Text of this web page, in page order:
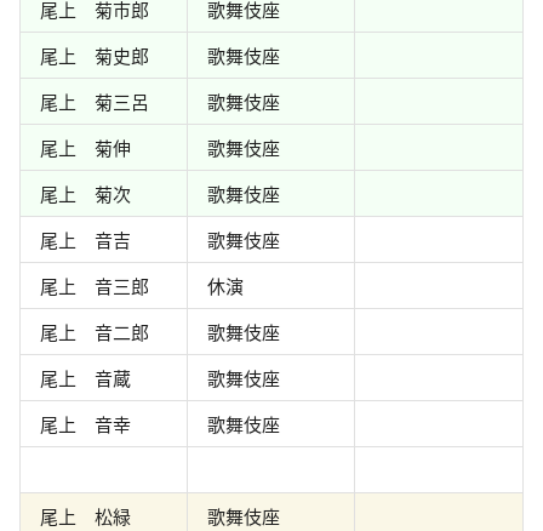
尾上 菊市郎
歌舞伎座
尾上 菊史郎
歌舞伎座
尾上 菊三呂
歌舞伎座
尾上 菊伸
歌舞伎座
尾上 菊次
歌舞伎座
尾上 音吉
歌舞伎座
尾上 音三郎
休演
尾上 音二郎
歌舞伎座
尾上 音蔵
歌舞伎座
尾上 音幸
歌舞伎座
尾上 松緑
歌舞伎座